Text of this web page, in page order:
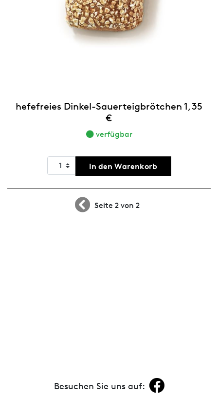
hefefreies Dinkel-Sauerteigbrötchen 1,35
€
verfügbar
In den Warenkorb
Seite 2 von 2
Besuchen Sie uns auf: